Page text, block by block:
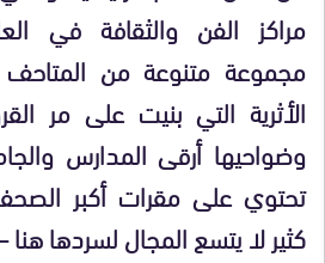
مراكز الفن والثقافة في
مجموعة متنوعة من المتاحف
الأثرية التي بنيت على مر
وضواحيها أرقى المدارس
تحتوي على مقرات أكبر
كثير لا يتسع المجال لسردها هنا